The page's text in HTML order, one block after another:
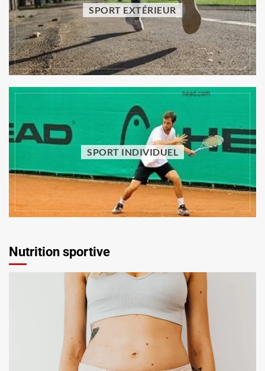
SPORT INDIVIDUEL
Comment faire du sport sans equipement :
quels exercices pratiquer à la maison ?
29 juillet 2026
SPORT EXTÉRIEUR
SPORT INDIVIDUEL
Nutrition sportive